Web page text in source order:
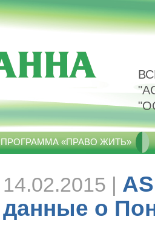
ПРОГРАММА «ПРАВО ЖИТЬ»
14.02.2015 |
данные о